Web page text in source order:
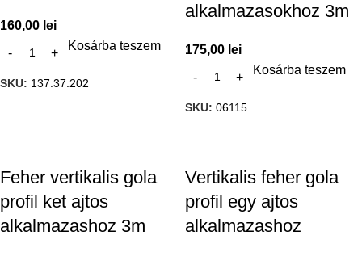
160,00 lei
Kosárba teszem
SKU: 137.37.202
alkalmazasokhoz 3m
175,00 lei
Kosárba teszem
SKU: 06115
Feher vertikalis gola
profil ket ajtos
alkalmazashoz 3m
Vertikalis feher gola
profil egy ajtos
alkalmazashoz